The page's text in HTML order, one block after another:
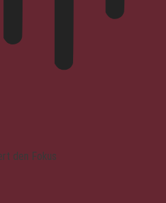
den Fokus